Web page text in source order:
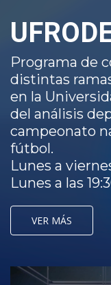
Programa de
distintas
en la
del análisis
campeonato
fútbol.
Lunes a
Lunes a las
VER MÁS